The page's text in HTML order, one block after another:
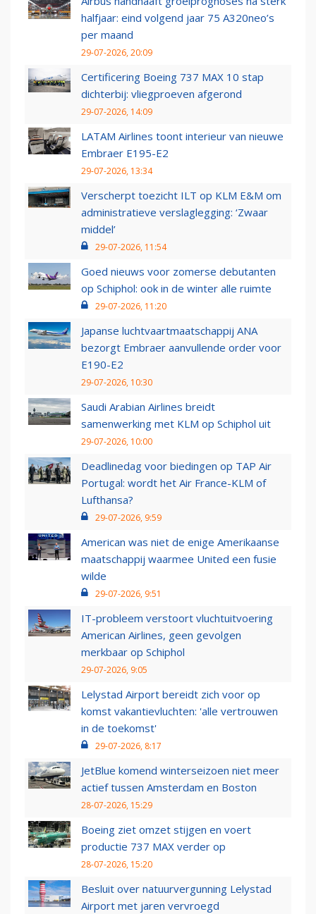
halfjaar: eind volgend jaar 75 A320neo’s
per maand
29-07-2026, 20:09
Certificering Boeing 737 MAX 10 stap
dichterbij: vliegproeven afgerond
29-07-2026, 14:09
LATAM Airlines toont interieur van nieuwe
Embraer E195-E2
29-07-2026, 13:34
Verscherpt toezicht ILT op KLM E&M om
administratieve verslaglegging: ‘Zwaar
middel’
29-07-2026, 11:54
Goed nieuws voor zomerse debutanten
op Schiphol: ook in de winter alle ruimte
29-07-2026, 11:20
Japanse luchtvaartmaatschappij ANA
bezorgt Embraer aanvullende order voor
E190-E2
29-07-2026, 10:30
Saudi Arabian Airlines breidt
samenwerking met KLM op Schiphol uit
29-07-2026, 10:00
Deadlinedag voor biedingen op TAP Air
Portugal: wordt het Air France-KLM of
Lufthansa?
29-07-2026, 9:59
American was niet de enige Amerikaanse
maatschappij waarmee United een fusie
wilde
29-07-2026, 9:51
IT-probleem verstoort vluchtuitvoering
American Airlines, geen gevolgen
merkbaar op Schiphol
29-07-2026, 9:05
Lelystad Airport bereidt zich voor op
komst vakantievluchten: 'alle vertrouwen
in de toekomst'
29-07-2026, 8:17
JetBlue komend winterseizoen niet meer
actief tussen Amsterdam en Boston
28-07-2026, 15:29
Boeing ziet omzet stijgen en voert
productie 737 MAX verder op
28-07-2026, 15:20
Besluit over natuurvergunning Lelystad
Airport met jaren vervroegd